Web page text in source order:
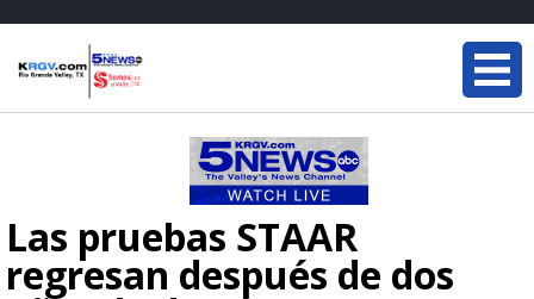
Las pruebas STAAR
regresan después de dos